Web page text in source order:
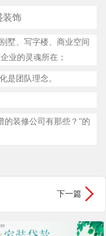
装饰
墅、写字楼、商业空间
业的灵魂所在；
是团队理念。
的装修公司有那些？”的

下一篇